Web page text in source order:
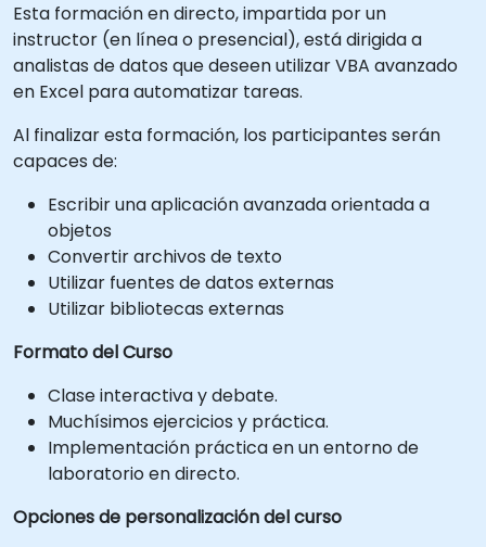
Esta formación en directo, impartida por un
instructor (en línea o presencial), está dirigida a
analistas de datos que deseen utilizar VBA avanzado
en Excel para automatizar tareas.
Al finalizar esta formación, los participantes serán
capaces de:
Escribir una aplicación avanzada orientada a
objetos
Convertir archivos de texto
Utilizar fuentes de datos externas
Utilizar bibliotecas externas
Formato del Curso
Clase interactiva y debate.
Muchísimos ejercicios y práctica.
Implementación práctica en un entorno de
laboratorio en directo.
Opciones de personalización del curso